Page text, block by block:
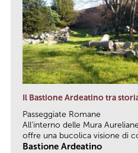
Il Bastione Ardeatino tra
Passeggiate Romane
All’interno delle Mura
offre una bucolica visione di
Bastione Ardeatino